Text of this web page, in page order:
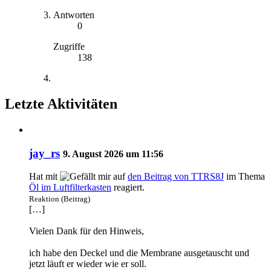
Antworten
0
Zugriffe
138
Letzte Aktivitäten
jay_rs 9. August 2026 um 11:56
Hat mit aufden Beitrag von TTRS8J im Thema
Öl im Luftfilterkasten reagiert.
Reaktion (Beitrag)
[…]
Vielen Dank für den Hinweis,
ich habe den Deckel und die Membrane ausgetauscht und
jetzt läuft er wieder wie er soll.